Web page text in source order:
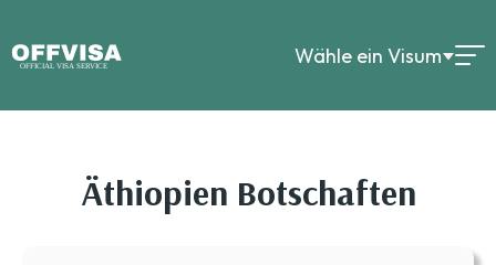
Wähle ein Visum
Äthiopien Botschaften